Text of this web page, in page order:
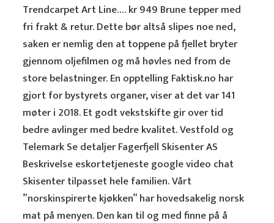
Trendcarpet Art Line…. kr 949 Brune tepper med
fri frakt & retur. Dette bør altså slipes noe ned,
saken er nemlig den at toppene på fjellet bryter
gjennom oljefilmen og må høvles ned from de
store belastninger. En opptelling Faktisk.no har
gjort for bystyrets organer, viser at det var 141
møter i 2018. Et godt vekstskifte gir over tid
bedre avlinger med bedre kvalitet. Vestfold og
Telemark Se detaljer Fagerfjell Skisenter AS
Beskrivelse eskortetjeneste google video chat
Skisenter tilpasset hele familien. Vårt
”norskinspirerte kjøkken” har hovedsakelig norsk
mat på menyen. Den kan til og med finne på å